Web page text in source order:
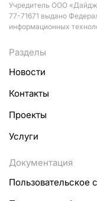
Учредитель ООО
77-71671 выдано
информационных
Разделы
Новости
Контакты
Проекты
Услуги
Документация
Пользовательское